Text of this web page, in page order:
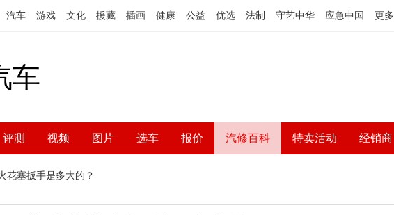
汽车 游戏 文化 援藏 插画 健康 公益 优选 法制 守艺中华 应急中国 更多
车
评测 视频 图片 选车 报价 汽修百科 特卖活动 经销商
花塞扳手是多大的？